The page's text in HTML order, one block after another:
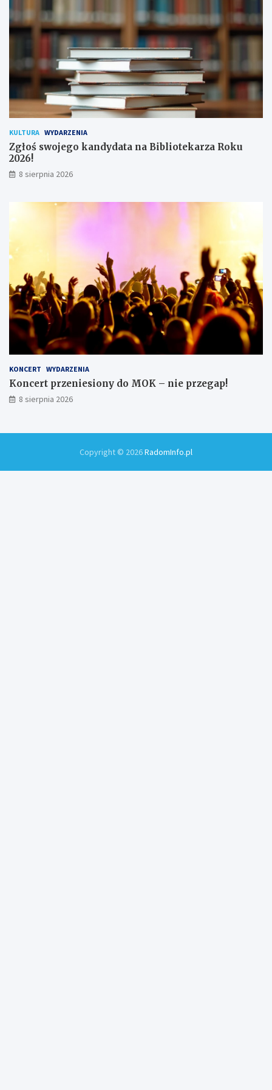
!h
u
ż
o
n
i
ó
w
KULTURA WYDARZENIA
Zgłoś swojego kandydata na Bibliotekarza Roku
2026!
8 sierpnia 2026
KONCERT WYDARZENIA
Koncert przeniesiony do MOK – nie przegap!
8 sierpnia 2026
Copyright © 2026RadomInfo.pl